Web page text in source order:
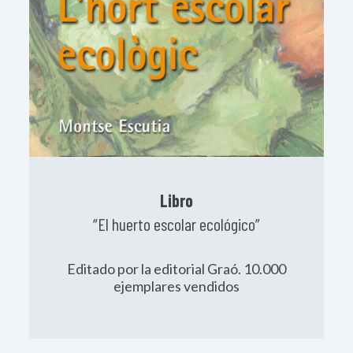
Libro
“El huerto escolar ecológico”
Editado por la editorial Graó. 10.000
ejemplares vendidos